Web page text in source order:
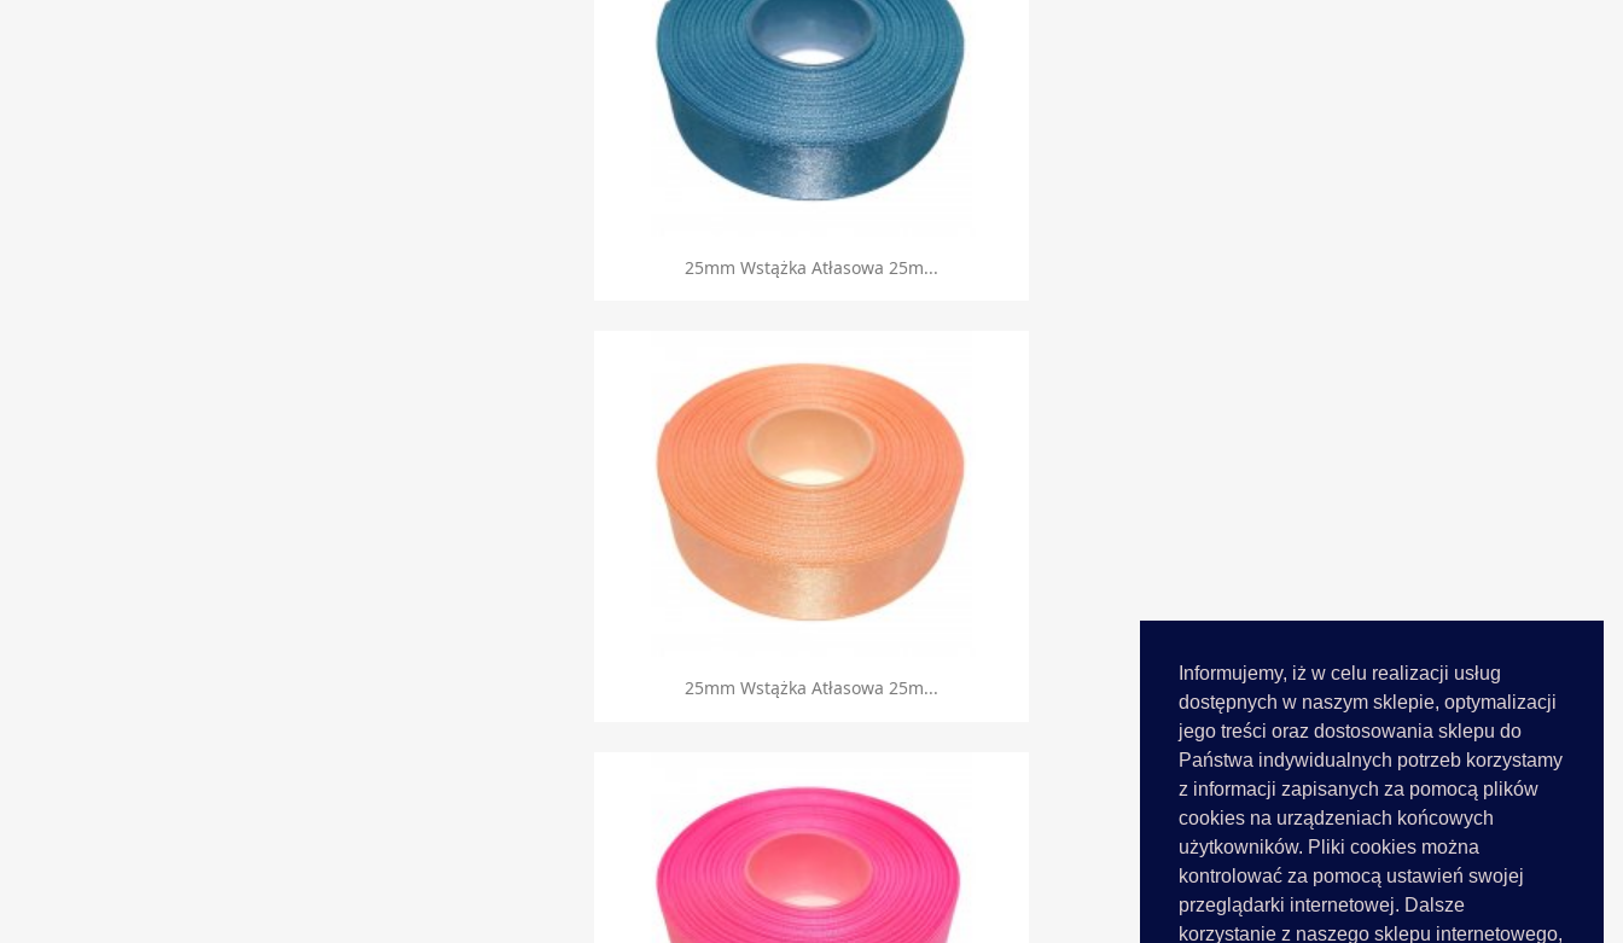
Informujemy, iż w celu realizacji usług
dostępnych w naszym sklepie, optymalizacji
jego treści oraz dostosowania sklepu do
Państwa indywidualnych potrzeb korzystamy
z informacji zapisanych za pomocą plików
cookies na urządzeniach końcowych
użytkowników. Pliki cookies można
kontrolować za pomocą ustawień swojej
przeglądarki internetowej. Dalsze
korzystanie z naszego sklepu internetowego,
Szybki podgląd
25mm Wstążka Atłasowa 25m...
Szybki podgląd
25mm Wstążka Atłasowa 25m...